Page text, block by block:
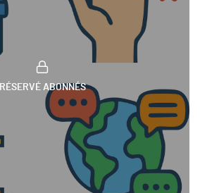
RÉSERVÉ ABONNÉS